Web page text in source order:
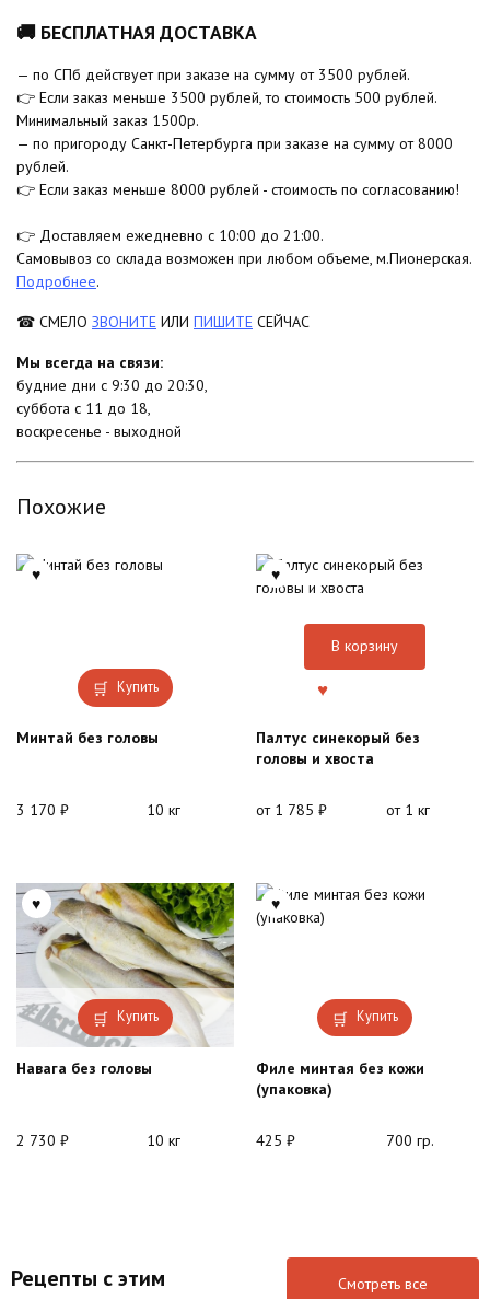
🚚 БЕСПЛАТНАЯ ДОСТАВКА
— по СПб действует при заказе на сумму от 3500 рублей.
👉 Если заказ меньше 3500 рублей, то стоимость 500 рублей.
Минимальный заказ 1500р.
— по пригороду Санкт-Петербурга при заказе на сумму от 8000
рублей.
👉 Если заказ меньше 8000 рублей - стоимость по согласованию!
👉 Доставляем ежедневно с 10:00 до 21:00.
Самовывоз со склада возможен при любом объеме, м.Пионерская.
Подробнее.
☎ СМЕЛО ЗВОНИТЕ ИЛИ ПИШИТЕ СЕЙЧАС
Мы всегда на связи:
будние дни с 9:30 до 20:30,
суббота с 11 до 18,
воскресенье - выходной
Похожие
Купить
Минтай без головы
3 170 ₽ 10 кг
В корзину
Палтус синекорый без
головы и хвоста
от 1 785 ₽ от 1 кг
Купить
Навага без головы
2 730 ₽ 10 кг
Купить
Филе минтая без кожи
(упаковка)
425 ₽ 700 гр.
Рецепты с этим
Смотреть все